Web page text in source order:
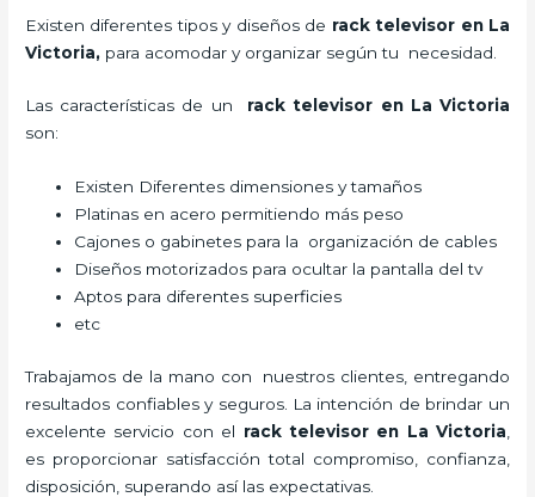
Existen diferentes tipos y diseños de rack televisor en La
Victoria, para acomodar y organizar según tu necesidad.
Las características de un rack televisor en La Victoria
son:
Existen Diferentes dimensiones y tamaños
Platinas en acero permitiendo más peso
Cajones o gabinetes para la organización de cables
Diseños motorizados para ocultar la pantalla del tv
Aptos para diferentes superficies
etc
Trabajamos de la mano con nuestros clientes, entregando
resultados confiables y seguros. La intención de brindar un
excelente servicio con el rack televisoren La Victoria
es proporcionar satisfacción total compromiso, confianza,
disposición, superando así las expectativas.